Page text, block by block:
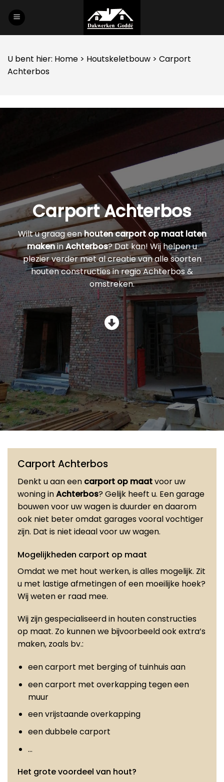
U bent hier: Home > Houtskeletbouw > Carport
Achterbos
Carport Achterbos
Wilt u graag eenhouten carport op maat laten
makeninAchterbos? Dat kan! Wij helpen u
plezier verder met al creatie van alle soorten
houten constructies in regio Achterbos &
omstreken.
Carport Achterbos
Denkt u aan een carport op maatvoor uw
woning inAchterbos? Gelijk heeft u. Een garage
bouwen voor uw wagen is duurder en daarom
ook niet beter omdat garages vooral vochtiger
zijn. Dat is niet ideaal voor uw wagen.
Mogelijkheden carport op maat
Omdat we met hout werken, is alles mogelijk. Zit
u met lastige afmetingen of een moeilijke hoek?
Wij weten er raad mee.
Wij zijn gespecialiseerd in houten constructies
op maat. Zo kunnen we bijvoorbeeld ook extra’s
maken, zoals bv.:
een carport met berging of tuinhuis aan
een carport met overkapping tegen een
muur
een vrijstaande overkapping
een dubbele carport
…
Het grote voordeel van hout?